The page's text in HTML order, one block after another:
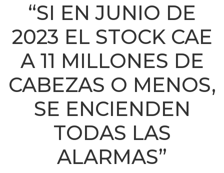
“SI EN JUNIO DE
2023 EL STOCK CAE
A 11 MILLONES DE
CABEZAS O MENOS,
SE ENCIENDEN
TODAS LAS
ALARMAS”